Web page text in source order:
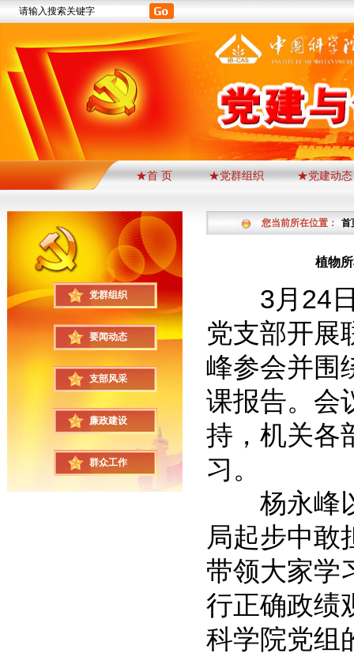
★首 页 ★党群组织 ★党建动态
党群组织
要闻动态
支部风采
廉政建设
群众工作
您当前所在位置： 首
植物
3月24日
党支部开展
峰参会并围
课报告。会
持，机关各
习。
杨永峰以
局起步中敢
带领大家学
行正确政绩
科学院党组